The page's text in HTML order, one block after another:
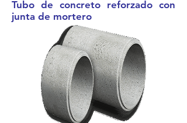
Tubo de concreto reforzado con
junta de mortero